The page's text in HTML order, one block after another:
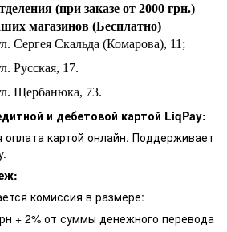
(при заказе от 2000 грн.)
магазинов (Бесплатно)
Сергея Скальда (Комарова), 11;
Русская, 17.
Щербанюка, 73.
и дебетовой картой LiqPay:
оплата картой онлайн. Поддерживает
комиссия в размере:
+ 2% от суммы денежного перевода